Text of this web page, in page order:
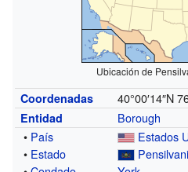
Ubicación de
Coordenadas 40°00′14″N
Entidad
Borough
• País
Estados
• Estado